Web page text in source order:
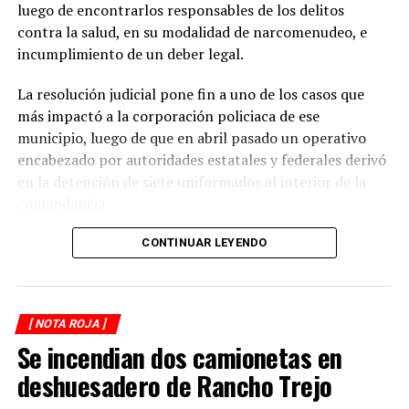
La circulación en la zona se vio afectada por algunos
minutos mientras se realizaban las labores de auxilio y el
levantamiento de indicios por parte de las autoridades.
Posteriormente, el tránsito fue restablecido de manera
normal.
luego de encontrarlos responsables de los delitos
contra la salud, en su modalidad de narcomenudeo, e
incumplimiento de un deber legal.
La resolución judicial pone fin a uno de los casos que
más impactó a la corporación policiaca de ese
municipio, luego de que en abril pasado un operativo
encabezado por autoridades estatales y federales derivó
en la detención de siete uniformados al interior de la
La intervención se realizó el 10 de abril mediante un
despliegue conjunto de agentes de la Policía Ministerial,
elementos de la Secretaría de Marina (Semar) y de la
Secretaría de Seguridad Pública (SSP), quienes
ejecutaron una revisión en las instalaciones de la
corporación municipal.
Durante la inspección, los efectivos localizaron diversas
CONTINUAR LEYENDO
[ NOTA ROJA ]
Se incendian dos camionetas en
deshuesadero de Rancho Trejo